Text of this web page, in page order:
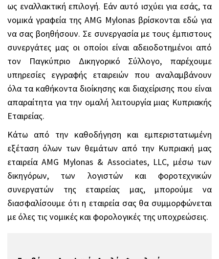
ως εναλλακτική επιλογή. Εάν αυτό ισχύει για εσάς, τα
νομικά γραφεία της AMG Mylonas βρίσκονται εδώ για
να σας βοηθήσουν. Σε συνεργασία με τους έμπιστους
συνεργάτες μας οι οποίοι είναι αδειοδοτημένοι από
τον Παγκύπριο Δικηγορικό Σύλλογο, παρέχουμε
υπηρεσίες εγγραφής εταιρειών που αναλαμβάνουν
όλα τα καθήκοντα διοίκησης και διαχείρισης που είναι
απαραίτητα για την ομαλή λειτουργία μιας Κυπριακής
Εταιρείας.
Κάτω από την καθοδήγηση και εμπεριστατωμένη
εξέταση όλων των θεμάτων από την Κυπριακή μας
εταιρεία AMG Mylonas & Associates, LLC, μέσω των
δικηγόρων, των λογιστών και φοροτεχνικών
συνεργατών της εταιρείας μας, μπορούμε να
διασφαλίσουμε ότι η εταιρεία σας θα συμμορφώνεται
με όλες τις νομικές και φορολογικές της υποχρεώσεις.